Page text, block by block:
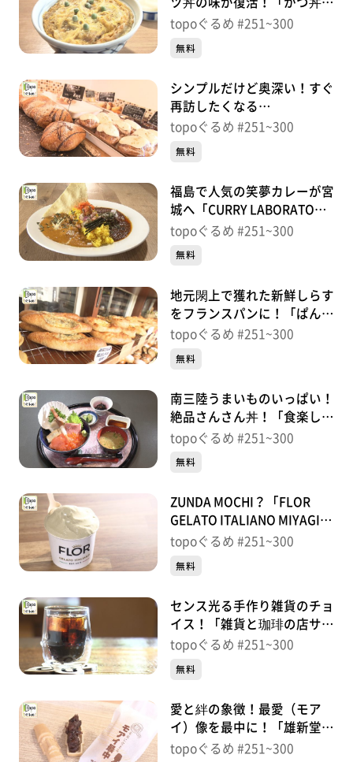
ツ丼の味が復活！「かつ丼
ももや」（名取市閖上中央）
topoぐるめ #251~300
無料
シンプルだけど奥深い！すぐ
再訪したくなる
「BOULANGERIE BEC」（岩
め】
topoぐるめ #251~300
無料
福島で人気の笑夢カレーが宮
城へ「CURRY LABORATORY
笑夢」（名取市閖上中央）＃
topoぐるめ #251~300
無料
地元閖上で獲れた新鮮しらす
をフランスパンに！「ぱんや
こてつ」（名取市閖上中央）
topoぐるめ #251~300
無料
南三陸うまいものいっぱい！
絶品さんさん丼！「食楽しお
彩」（南三陸町志津川五日
topoぐるめ #251~300
無料
ZUNDA MOCHI？「FLOR
GELATO ITALIANO MIYAGI」
（南三陸町志津川五日町）＃
topoぐるめ #251~300
無料
センス光る手作り雑貨のチョ
イス！「雑貨と珈琲の店サタ
ケ」（南三陸町志津川五日
topoぐるめ #251~300
無料
愛と絆の象徴！最愛（モア
イ）像を最中に！「雄新堂」
（南三陸町志津川五日町）＃
topoぐるめ #251~300